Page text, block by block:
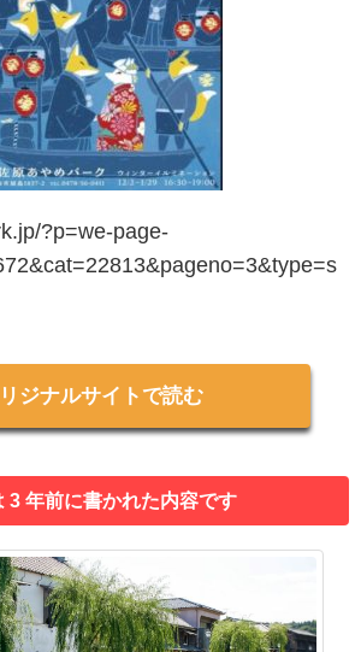
?p=we-page-
ジナルサイトで読む
3 年前に書かれた内容です